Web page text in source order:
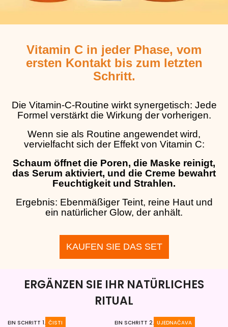
Vitamin C in jeder Phase, vom
ersten Kontakt bis zum letzten
Schritt.
Die Vitamin-C-Routine wirkt synergetisch: Jede
Formel verstärkt die Wirkung der vorherigen.
Wenn sie als Routine angewendet wird,
vervielfacht sich der Effekt von Vitamin C:
Schaum öffnet die Poren, die Maske reinigt,
das Serum aktiviert, und die Creme bewahrt
Feuchtigkeit und Strahlen.
Ergebnis: Ebenmäßiger Teint, reine Haut und
ein natürlicher Glow, der anhält.
KAUFEN SIE DAS SET
ERGÄNZEN SIE IHR NATÜRLICHES
RITUAL
EIN SCHRITT 1. ČISTI EIN SCHRITT 2. UJEDNAČAVA